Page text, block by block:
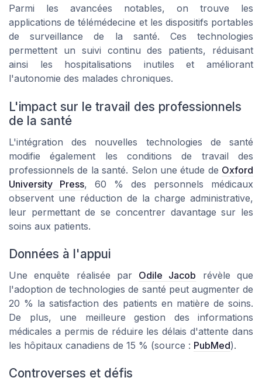
Parmi les avancées notables, on trouve les
applications de télémédecine et les dispositifs portables
de surveillance de la santé. Ces technologies
permettent un suivi continu des patients, réduisant
ainsi les hospitalisations inutiles et améliorant
l'autonomie des malades chroniques.
L'impact sur le travail des professionnels
de la santé
L'intégration des nouvelles technologies de santé
modifie également les conditions de travail des
professionnels de la santé. Selon une étude de Oxford
University Press, 60 % des personnels médicaux
observent une réduction de la charge administrative,
leur permettant de se concentrer davantage sur les
soins aux patients.
Données à l'appui
Une enquête réalisée par Odile Jacob révèle que
l'adoption de technologies de santé peut augmenter de
20 % la satisfaction des patients en matière de soins.
De plus, une meilleure gestion des informations
médicales a permis de réduire les délais d'attente dans
les hôpitaux canadiens de 15 % (source : PubMed).
Controverses et défis